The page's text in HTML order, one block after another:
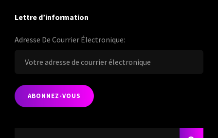
Lettre d’information
Adresse De Courrier Électronique: